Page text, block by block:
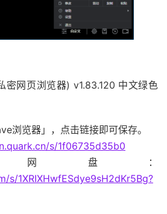
密网页浏览器) v1.83.120 中文绿色
浏览器」，点击链接即可保存。
s/1f06735d35b0
网盘：
s/1XRIXHwfESdye9sH2dKr5Bg?